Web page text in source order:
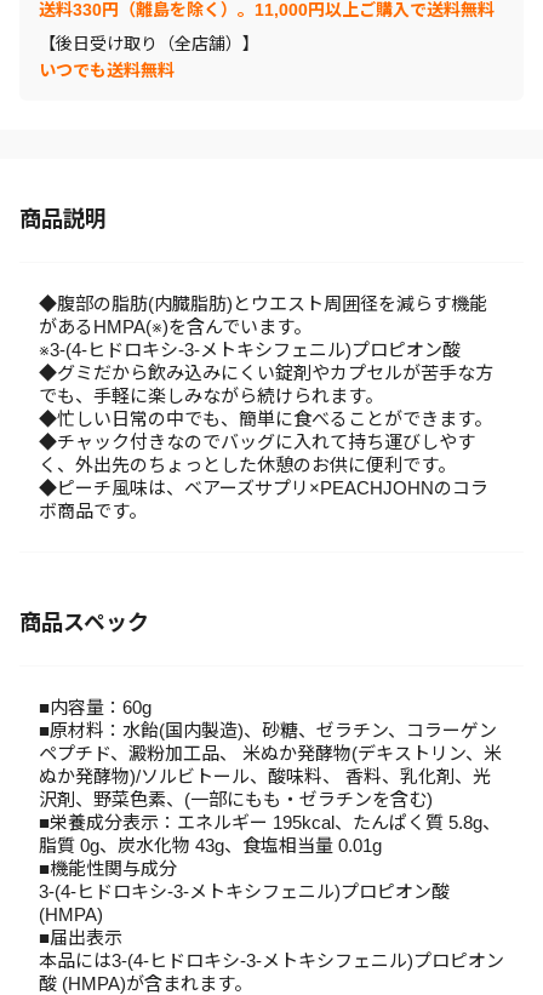
送料330円（離島を除く）。11,000円以上ご購入で送料無料
【後日受け取り（全店舗）】
いつでも送料無料
商品説明
◆腹部の脂肪(内臓脂肪)とウエスト周囲径を減らす機能
があるHMPA(※)を含んでいます。
※3-(4-ヒドロキシ-3-メトキシフェニル)プロピオン酸
◆グミだから飲み込みにくい錠剤やカプセルが苦手な方
でも、手軽に楽しみながら続けられます。
◆忙しい日常の中でも、簡単に食べることができます。
◆チャック付きなのでバッグに入れて持ち運びしやす
く、外出先のちょっとした休憩のお供に便利です。
◆ピーチ風味は、ベアーズサプリ×PEACHJOHNのコラ
ボ商品です。
商品スペック
■内容量：60g
■原材料：水飴(国内製造)、砂糖、ゼラチン、コラーゲン
ペプチド、澱粉加工品、 米ぬか発酵物(デキストリン、米
ぬか発酵物)/ソルビトール、酸味料、 香料、乳化剤、光
沢剤、野菜色素、(一部にもも・ゼラチンを含む)
■栄養成分表示：エネルギー 195kcal、たんぱく質 5.8g、
脂質 0g、炭水化物 43g、食塩相当量 0.01g
■機能性関与成分
3-(4-ヒドロキシ-3-メトキシフェニル)プロピオン酸
(HMPA)
■届出表示
本品には3-(4-ヒドロキシ-3-メトキシフェニル)プロピオン
酸 (HMPA)が含まれます。